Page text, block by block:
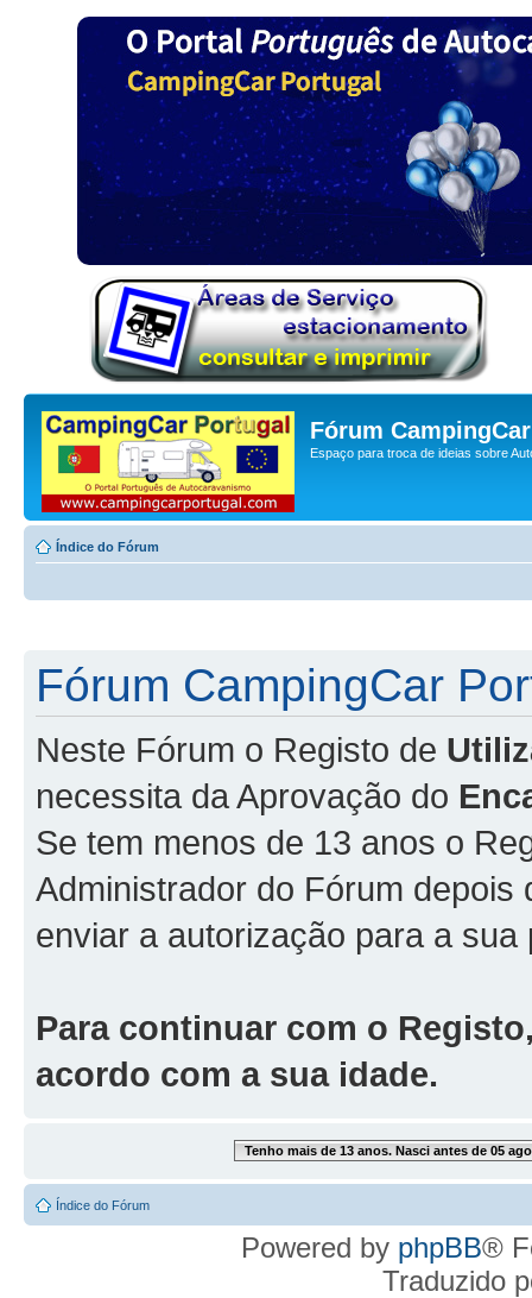
Fórum
Espaço para troca de ideias sobre
Índice do Fórum
Fórum CampingCar
Neste Fórum o Registo de
necessita da Aprovação do
Se tem menos de 13 anos o
Administrador do Fórum
enviar a autorização para a sua
Para continuar com o
acordo com a sua idade.
Tenho mais de 13 anos. Nasci antes de 05 ago
Índice do Fórum
Powered by phpBB®
Traduzido